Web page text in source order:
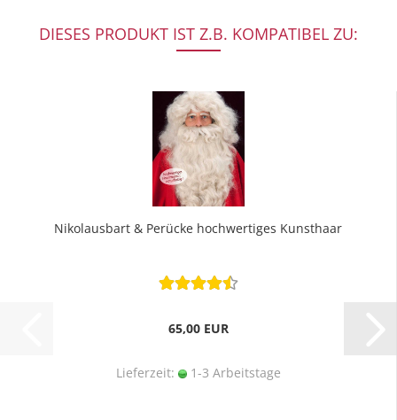
DIESES PRODUKT IST Z.B. KOMPATIBEL ZU:
Nikolausbart & Perücke hochwertiges Kunsthaar
65,00 EUR
Lieferzeit: 1-3 Arbeitstage